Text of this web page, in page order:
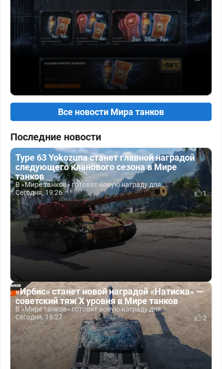
Все новости Мира танков
Последние новости
Type 63 Yokozuna станет главной наградой
следующего кланового сезона в Мире
танков
В «Мире танков» готовят новую награду для...
Сегодня, 19:26
1
«Ирбис» станет новой наградой «Натиска» —
советский тяж X уровня в Мире танков
В «Мире танков» готовят новую награду для...
Сегодня, 18:27
2